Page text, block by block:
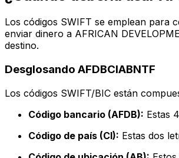
Los códigos SWIFT se emplean para
enviar dinero a AFRICAN
destino.
Desglosando AFDBCIABNTF
Los códigos SWIFT/BIC están
Código bancario (AFDB): Estas
Código de país (CI): Estas dos